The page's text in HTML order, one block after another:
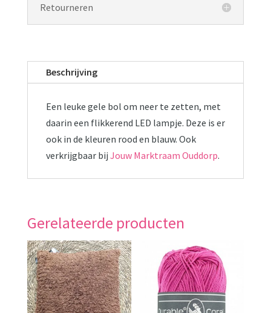
Retourneren
Beschrijving
Een leuke gele bol om neer te zetten, met
daarin een flikkerend LED lampje. Deze is er
ook in de kleuren rood en blauw. Ook
verkrijgbaar bij Jouw Marktraam Ouddorp.
Gerelateerde producten